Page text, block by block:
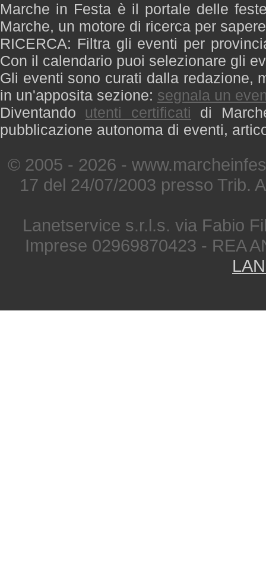
Marche in Festa è il portale delle
Marche, un motore di ricerca per
RICERCA: Filtra gli eventi per
Con il calendario puoi selezionare gli
Gli eventi sono curati dalla redazione,
in un'apposita sezione: segnala un
Diventando utenti certificati di
pubblicazione autonoma di eventi,
© 2005 - 2026 -
17 del 24/07/2003 presso Trib.
Lanetservice s.r.l.s. via Fabio
Imprese 02969870423 - REA